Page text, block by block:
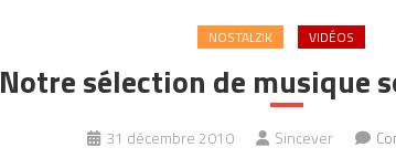
NOSTALZIK VIDÉOS
Notre sélection de musique
31 décembre 2010 Sincever